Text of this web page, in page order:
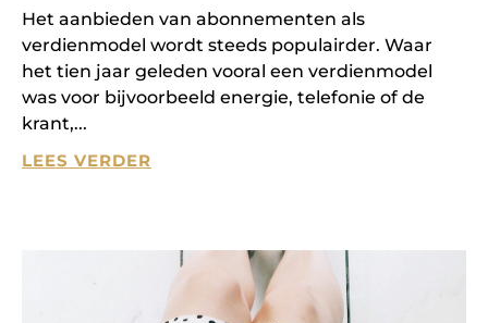
Het aanbieden van abonnementen als
verdienmodel wordt steeds populairder. Waar
het tien jaar geleden vooral een verdienmodel
was voor bijvoorbeeld energie, telefonie of de
krant,
LEES VERDER